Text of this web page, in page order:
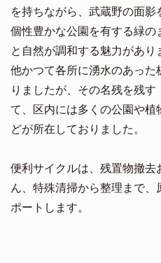
を持ちながら、武蔵野の面
個性豊かな公園を有する緑
と自然が調和する魅力があり
他かつて各所に湧水のあっ
りましたが、その名残を残
て、区内には多くの公園や
どが所在しておりました。
便利サイクルは、残置物撤去
ん、特殊清掃から整理まで
ポートします。